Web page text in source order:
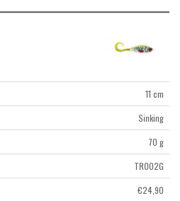
11 cm
Sinking
70 g
TR002G
€24,90